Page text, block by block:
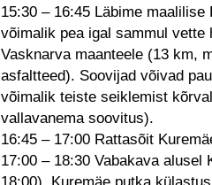
15:30 – 16:45 Läbime
võimalik pea igal sammul vette
Vasknarva maanteele (13 km,
asfaltteed). Soovijad võivad
võimalik teiste seiklemist
vallavanema soovitus).
16:45 – 17:00 Rattasõit
17:00 – 18:30 Vabakava
18:00), Kuremäe putka